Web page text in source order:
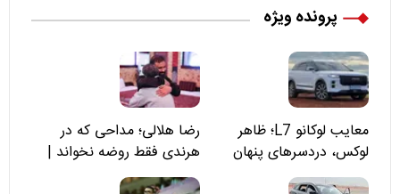
پرونده ویژه
معایب لوکانو L7؛ ظاهر
لوکس، دردسرهای پنهان
رضا هلالی؛ مداحی که در
هرندی فقط روضه نخواند |
مسئولان «تکیه‌گاه آقا مرتضی